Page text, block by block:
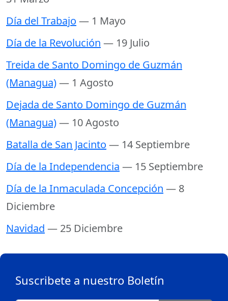
Día del Trabajo — 1 Mayo
Día de la Revolución — 19 Julio
Treida de Santo Domingo de Guzmán
(Managua)— 1 Agosto
Dejada de Santo Domingo de Guzmán
(Managua)— 10 Agosto
Batalla de San Jacinto — 14 Septiembre
Día de la Independencia — 15 Septiembre
Día de la Inmaculada Concepción — 8
Diciembre
Navidad — 25 Diciembre
Suscribete a nuestro Boletín